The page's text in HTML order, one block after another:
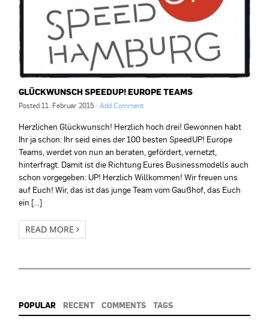
GLÜCKWUNSCH SPEEDUP! EUROPE TEAMS
Posted11. Februar 2015 ·Add Comment
Herzlichen Glückwunsch! Herzlich hoch drei! Gewonnen habt
Ihr ja schon: Ihr seid eines der 100 besten SpeedUP! Europe
Teams, werdet von nun an beraten, gefördert, vernetzt,
hinterfragt. Damit ist die Richtung Eures Businessmodells auch
schon vorgegeben: UP! Herzlich Willkommen! Wir freuen uns
auf Euch! Wir, das ist das junge Team vom Gaußhof, das Euch
ein […]
READ MORE
POPULAR RECENT COMMENTS TAGS